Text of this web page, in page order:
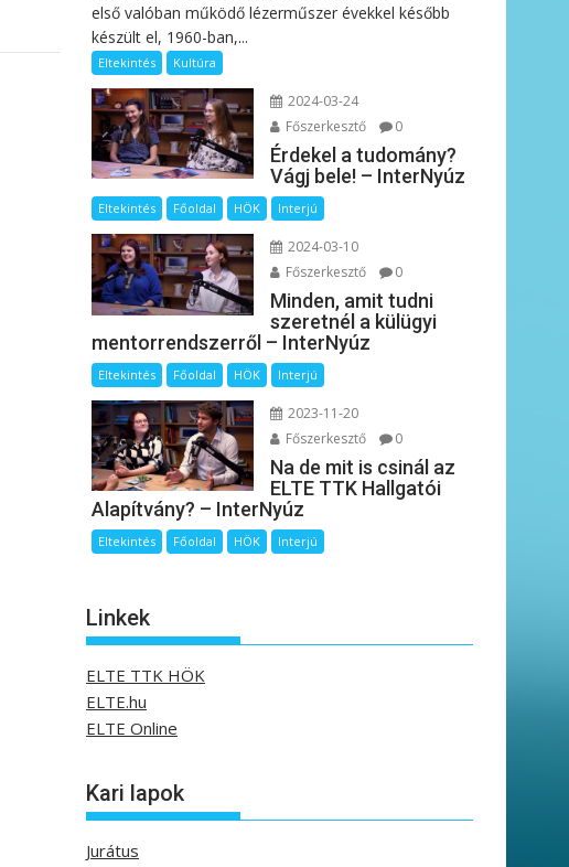
első valóban működő lézerműszer évekkel később
készült el, 1960-ban,...
Eltekintés Kultúra
2024-03-24
Főszerkesztő
0
Érdekel a tudomány?
Vágj bele! – InterNyúz
Eltekintés Főoldal HÖK Interjú
2024-03-10
Főszerkesztő
0
Minden, amit tudni
szeretnél a külügyi
mentorrendszerről – InterNyúz
Eltekintés Főoldal HÖK Interjú
2023-11-20
Főszerkesztő
0
Na de mit is csinál az
ELTE TTK Hallgatói
Alapítvány? – InterNyúz
Eltekintés Főoldal HÖK Interjú
Linkek
ELTE TTK HÖK
ELTE.hu
ELTE Online
Kari lapok
Jurátus